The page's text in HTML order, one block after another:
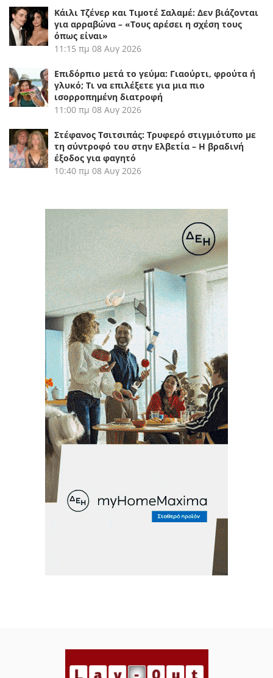
Κάιλι Τζένερ και Τιμοτέ Σαλαμέ: Δεν βιάζονται
για αρραβώνα – «Τους αρέσει η σχέση τους
όπως είναι»
11:15 πμ 08 Αυγ 2026
Επιδόρπιο μετά το γεύμα: Γιαούρτι, φρούτα ή
γλυκό; Τι να επιλέξετε για μια πιο
ισορροπημένη διατροφή
11:00 πμ 08 Αυγ 2026
Στέφανος Τσιτσιπάς: Τρυφερό στιγμιότυπο με
τη σύντροφό του στην Ελβετία – Η βραδινή
έξοδος για φαγητό
10:40 πμ 08 Αυγ 2026